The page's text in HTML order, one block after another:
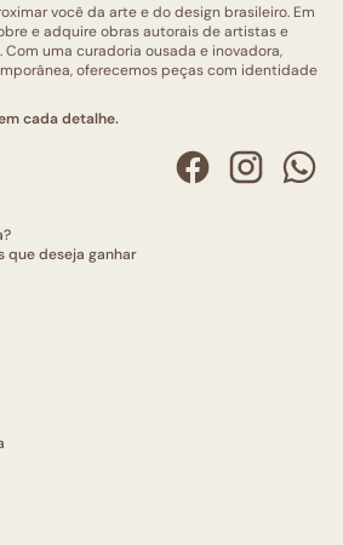
você da arte e do design brasileiro. Em
e adquire obras autorais de artistas e
uma curadoria ousada e inovadora,
oferecemos peças com identidade
cada detalhe.
que deseja ganhar